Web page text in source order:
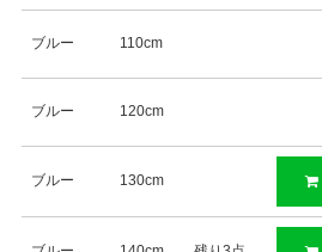
ブルー 110cm
ブルー 120cm
ブルー 130cm